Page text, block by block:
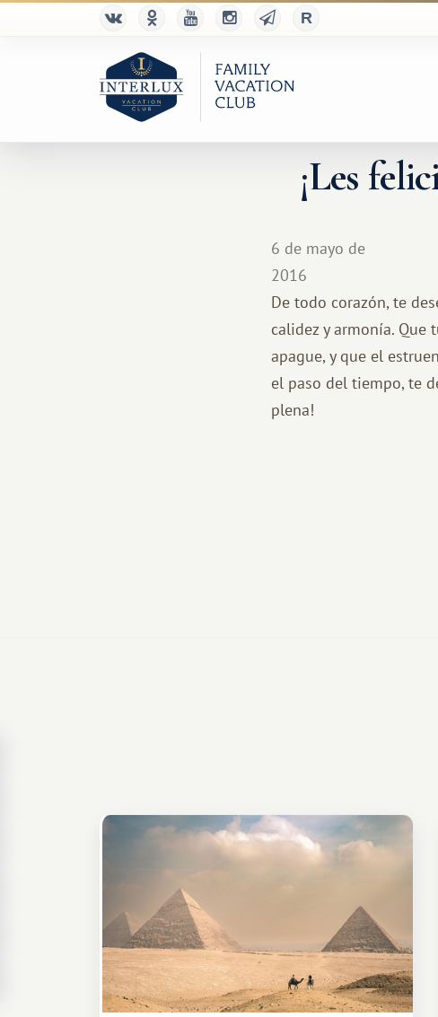
¡Les
6 de mayo de
2016
De todo corazón, te
calidez y armonía. Que
apague, y que el
el paso del tiempo, te
plena!